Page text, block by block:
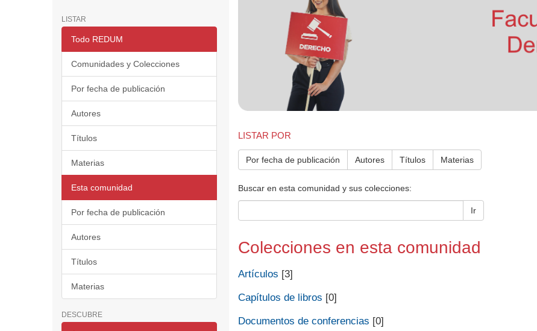
LISTAR
Todo REDUM
Comunidades y Colecciones
Por fecha de publicación
Autores
Títulos
Materias
Esta comunidad
Por fecha de publicación
Autores
Títulos
Materias
DESCUBRE
LISTAR POR
Por fecha de publicación Autores Títulos Materias
Buscar en esta comunidad y sus colecciones:
Ir
Colecciones en esta comunidad
Artículos [3]
Capítulos de libros [0]
Documentos de conferencias [0]